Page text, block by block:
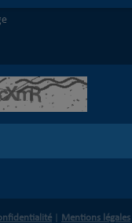
Mentions légales